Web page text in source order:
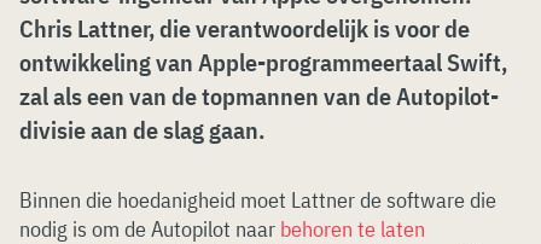
Chris Lattner, die verantwoordelijk is voor de
ontwikkeling van Apple-programmeertaal Swift,
zal als een van de topmannen van de Autopilot-
divisie aan de slag gaan.
Binnen die hoedanigheid moet Lattner de software die
nodig is om de Autopilot naar behoren te laten